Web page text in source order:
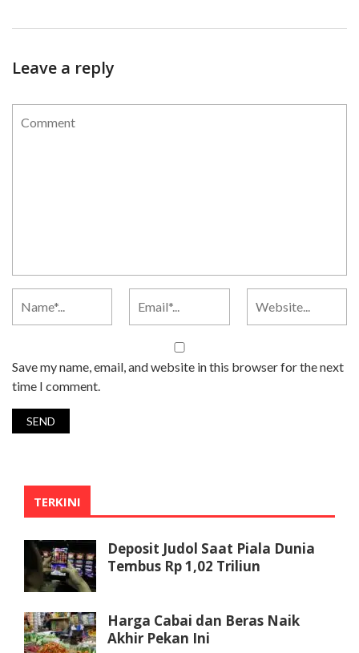
Leave a reply
Save my name, email, and website in this browser for the next
time I comment.
TERKINI
Deposit Judol Saat Piala Dunia
Tembus Rp 1,02 Triliun
Harga Cabai dan Beras Naik
Akhir Pekan Ini